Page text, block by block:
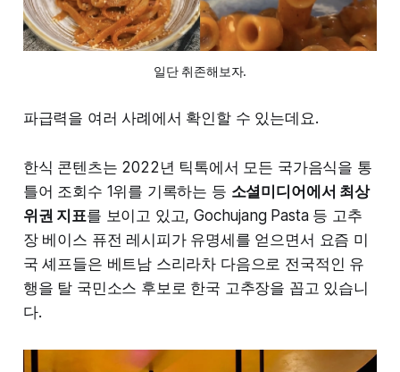
일단 취존해보자.
파급력을 여러 사례에서 확인할 수 있는데요.
한식 콘텐츠는 2022년 틱톡에서 모든 국가음식을 통
틀어 조회수 1위를 기록하는 등 소셜미디어에서 최상
위권 지표를 보이고 있고, Gochujang Pasta 등 고추
장 베이스 퓨전 레시피가 유명세를 얻으면서 요즘 미
국 셰프들은 베트남 스리라차 다음으로 전국적인 유
행을 탈 국민소스 후보로 한국 고추장을 꼽고 있습니
다.